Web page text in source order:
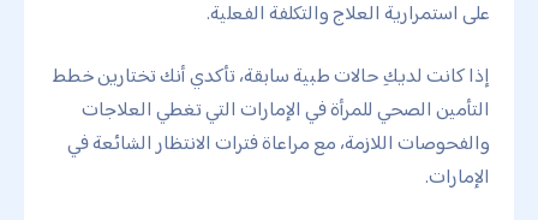
على استمرارية العلاج والتكلفة الفعلية.
إذا كانت لديكِ حالات طبية سابقة، تأكدي أنك تختارين خطط
التأمين الصحي للمرأة في الإمارات التي تغطي العلاجات
والفحوصات اللازمة، مع مراعاة فترات الانتظار الشائعة في
الإمارات.